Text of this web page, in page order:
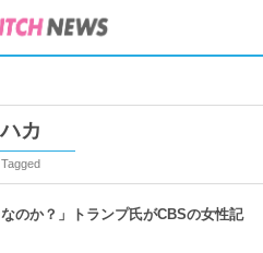
ハカ
Tagged
なのか？」トランプ氏がCBSの女性記